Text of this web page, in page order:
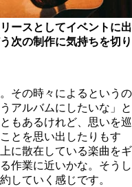
ースとしてイベントに出
次の制作に気持ちを切り
その時々によるというの
アルバムにしたいな」と
もあるけれど、思いを巡
とを思い出したりもす
に散在している楽曲をギ
作業に近いかな。そうし
していく感じです。